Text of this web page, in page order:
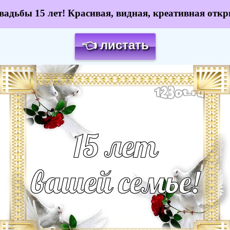
15 лет! Красивая, видная, креативная
👈 листать
Загрузка картинки...